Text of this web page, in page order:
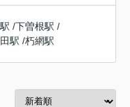
/下曽根駅 /
駅 /朽網駅